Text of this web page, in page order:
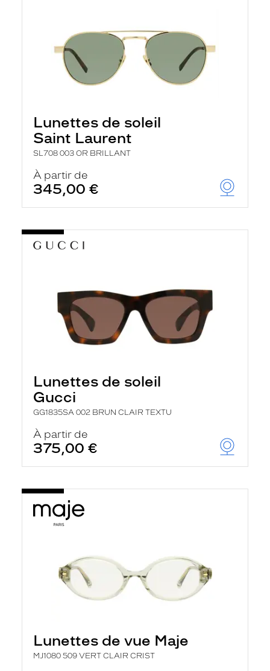
Lunettes de soleil
Saint Laurent
SL708 003 OR BRILLANT
À partir de
345,00 €
Lunettes de soleil
Gucci
GG1835SA 002 BRUN CLAIR TEXTU
À partir de
375,00 €
Lunettes de vue Maje
MJ1080 509 VERT CLAIR CRIST